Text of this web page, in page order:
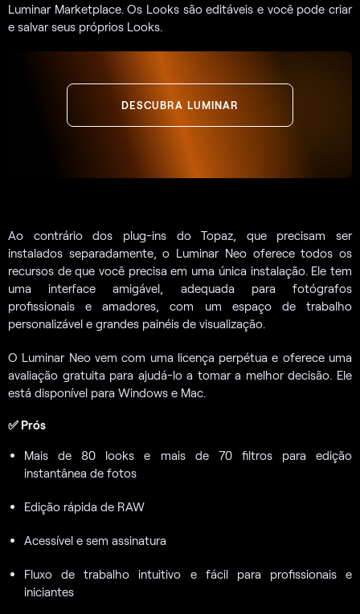
Luminar Marketplace. Os Looks são editáveis e você pode criar
e salvar seus próprios Looks.
DESCUBRA LUMINAR
Ao contrário dos plug-ins do Topaz, que precisam ser
instalados separadamente, o Luminar Neo oferece todos os
recursos de que você precisa em uma única instalação. Ele tem
uma interface amigável, adequada para fotógrafos
profissionais e amadores, com um espaço de trabalho
personalizável e grandes painéis de visualização.
O Luminar Neo vem com uma licença perpétua e oferece uma
avaliação gratuita para ajudá-lo a tomar a melhor decisão. Ele
está disponível para Windows e Mac.
✅ Prós
Mais de 80 looks e mais de 70 filtros para edição
instantânea de fotos
Edição rápida de RAW
Acessível e sem assinatura
Fluxo de trabalho intuitivo e fácil para profissionais e
iniciantes